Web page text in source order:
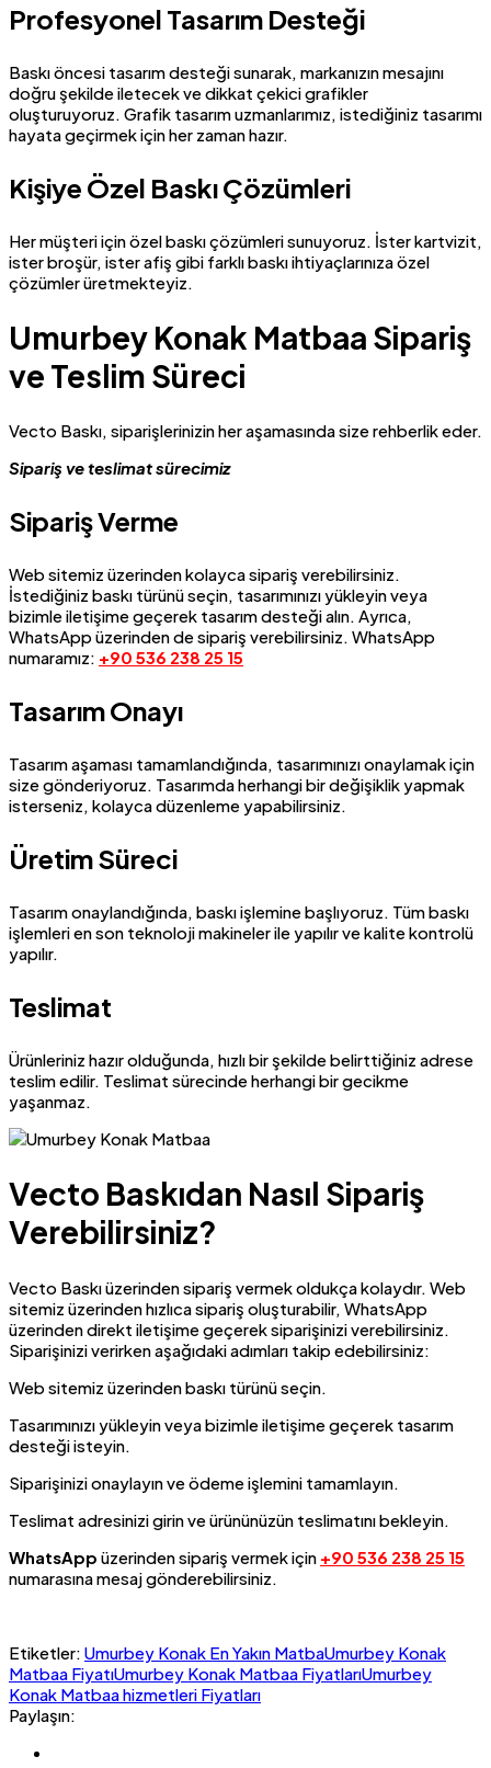
Profesyonel Tasarım Desteği
Baskı öncesi tasarım desteği sunarak, markanızın mesajını
doğru şekilde iletecek ve dikkat çekici grafikler
oluşturuyoruz. Grafik tasarım uzmanlarımız, istediğiniz tasarımı
hayata geçirmek için her zaman hazır.
Kişiye Özel Baskı Çözümleri
Her müşteri için özel baskı çözümleri sunuyoruz. İster kartvizit,
ister broşür, ister afiş gibi farklı baskı ihtiyaçlarınıza özel
çözümler üretmekteyiz.
Umurbey Konak Matbaa Sipariş
ve Teslim Süreci
Vecto Baskı, siparişlerinizin her aşamasında size rehberlik eder.
Sipariş ve teslimat sürecimiz
Sipariş Verme
Web sitemiz üzerinden kolayca sipariş verebilirsiniz.
İstediğiniz baskı türünü seçin, tasarımınızı yükleyin veya
bizimle iletişime geçerek tasarım desteği alın. Ayrıca,
WhatsApp üzerinden de sipariş verebilirsiniz. WhatsApp
numaramız: +90 536 238 25 15
Tasarım Onayı
Tasarım aşaması tamamlandığında, tasarımınızı onaylamak için
size gönderiyoruz. Tasarımda herhangi bir değişiklik yapmak
isterseniz, kolayca düzenleme yapabilirsiniz.
Üretim Süreci
Tasarım onaylandığında, baskı işlemine başlıyoruz. Tüm baskı
işlemleri en son teknoloji makineler ile yapılır ve kalite kontrolü
yapılır.
Teslimat
Ürünleriniz hazır olduğunda, hızlı bir şekilde belirttiğiniz adrese
teslim edilir. Teslimat sürecinde herhangi bir gecikme
yaşanmaz.
Vecto Baskıdan Nasıl Sipariş
Verebilirsiniz?
Vecto Baskı üzerinden sipariş vermek oldukça kolaydır. Web
sitemiz üzerinden hızlıca sipariş oluşturabilir, WhatsApp
üzerinden direkt iletişime geçerek siparişinizi verebilirsiniz.
Siparişinizi verirken aşağıdaki adımları takip edebilirsiniz:
Web sitemiz üzerinden baskı türünü seçin.
Tasarımınızı yükleyin veya bizimle iletişime geçerek tasarım
desteği isteyin.
Siparişinizi onaylayın ve ödeme işlemini tamamlayın.
Teslimat adresinizi girin ve ürününüzün teslimatını bekleyin.
WhatsApp üzerinden sipariş vermek için +90 536 238 25 15
numarasına mesaj gönderebilirsiniz.
Etiketler: Umurbey Konak En Yakın MatbaUmurbey Konak
Matbaa FiyatıUmurbey Konak Matbaa FiyatlarıUmurbey
Konak Matbaa hizmetleri Fiyatları
Paylaşın: